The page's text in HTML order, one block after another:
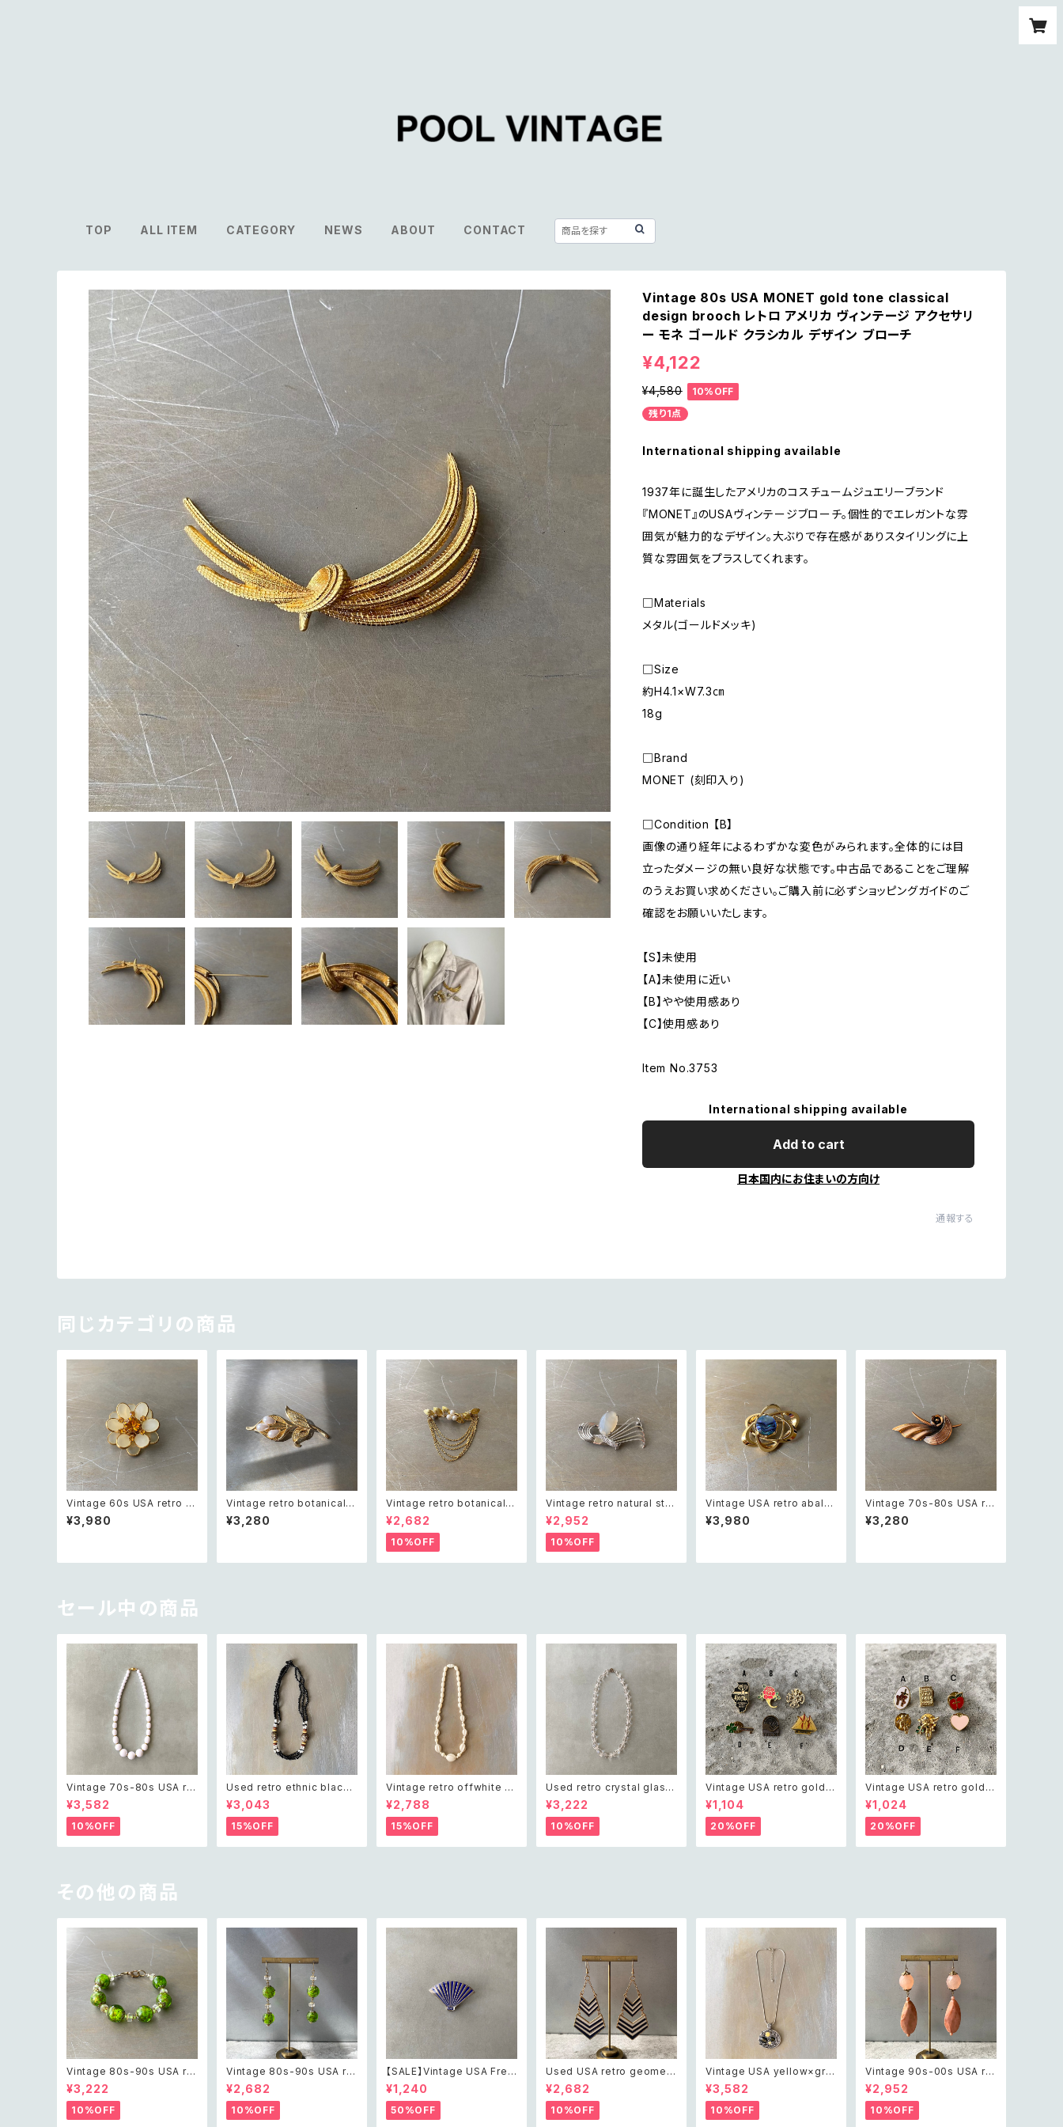
TOP ALL ITEM CATEGORY NEWS ABOUT CONTACT
Vintage 80s USA MONET gold tone classical
design brooch レトロ アメリカ ヴィンテージ アクセサリ
ー モネ ゴールド クラシカル デザイン ブローチ
¥4,122
¥4,580
10%OFF
残り1点
International shipping available
1937年に誕生したアメリカのコスチュームジュエリーブランド
『MONET』のUSAヴィンテージブローチ。個性的でエレガントな雰
囲気が魅力的なデザイン。大ぶりで存在感がありスタイリングに上
質な雰囲気をプラスしてくれます。
□Materials
メタル(ゴールドメッキ)
□Size
約H4.1×W7.3㎝
18g
□Brand
MONET (刻印入り)
□Condition 【B】
画像の通り経年によるわずかな変色がみられます。全体的には目
立ったダメージの無い良好な状態です。中古品であることをご理解
のうえお買い求めください。ご購入前に必ずショッピングガイドのご
確認をお願いいたします。
【S】未使用
【A】未使用に近い
【B】やや使用感あり
【C】使用感あり
Item No.3753
International shipping available
Add to cart
日本国内にお住まいの方向け
通報する
同じカテゴリの商品
Vintage 60s USA retro fr
osted glass botanical flo
wer crystal bijou brooch
ボタニカル フラワー クリスタ
¥3,980
Vintage retro botanical fl
ower pearl brooch レトロ
ヴィンテージ アクセサリー ボ
¥3,280
Vintage retro botanical p
earl×bijou brooch レトロ
ヴィンテージ アクセサリー ボ
タニカル パール×ビジュー ド
レープ チェーン ブローチ
¥2,682
10%OFF
Vintage retro natural sto
ne classical brooch レト
ロ ヴィンテージ アクセサリー
天然石 クラシカル ブローチ
¥2,952
10%OFF
Vintage USA retro abalo
ne shell cosmic design
brooch レトロ アメリカ ヴィ
ブローチ
¥3,980
Vintage 70s-80s USA ret
ro copper botanical flow
er design brooch レトロ
ー デザイン ブローチ
¥3,280
セール中の商品
Vintage 70s-80s USA ret
ro white beads classical
necklace レトロ アメリカ ヴ
ィンテージ アクセサリー ホワ
イト ビーズ クラシカル ネック
レス
¥3,582
10%OFF
Used retro ethnic black
beads necklace レトロ ユ
ーズド アクセサリー エスニッ
ク ブラック ビーズ ネックレス
¥3,043
15%OFF
Vintage retro offwhite b
eads necklace レトロ ヴィ
ンテージ アクセサリー オフホ
ワイト ビーズ ネックレス
¥2,788
15%OFF
Used retro crystal glass
beads necklace レトロ ユ
ーズド アクセサリー クリスタ
ル ガラス ビーズ ネックレス
¥3,222
10%OFF
Vintage USA retro gold t
one pin brooch レトロ アメ
リカ ヴィンテージ アクセサリ
ー レトロ ゴールド ピン ブロ
ーチ
¥1,104
20%OFF
Vintage USA retro gold t
one mini pin brooch レト
ロ アメリカ ヴィンテージ アク
セサリー レトロ ゴールド ミニ
ピン ブローチ
¥1,024
20%OFF
その他の商品
Vintage 80s-90s USA ret
ro green glass beads br
acelet レトロ アメリカ ヴィ
ンテージ アクセサリー グリー
ン 緑 ガラス ビーズ ブレスレ
¥3,222
10%OFF
Vintage 80s-90s USA ret
ro green glass beads pi
erce レトロ アメリカ ヴィン
テージ アクセサリー グリーン
緑 ガラス ビーズ ピアス/イヤ
¥2,682
10%OFF
【SALE】Vintage USA Free
mason order of the east
ern star hand fan pin bro
och アメリカ ヴィンテージ ア
クセサリー フリーメイソン オ
¥1,240
50%OFF
Used USA retro geometr
ic design enamel pierce
レトロ アメリカ ユーズド アク
セサリー ジオメトリック デザ
イン エナメル ピアス
¥2,682
10%OFF
Vintage USA yellow×gre
en bijou design charm n
ecklace レトロ アメリカ ヴィ
ンテージ アクセサリー イエロ
ー×グリーン ビジュー デザイ
¥3,582
10%OFF
Vintage 90s-00s USA ret
ro pink×gold marble bea
ds pierce レトロ アメリカ ヴ
ィンテージ アクセサリー ピン
ク×ゴールド マーブル ビーズ
¥2,952
10%OFF